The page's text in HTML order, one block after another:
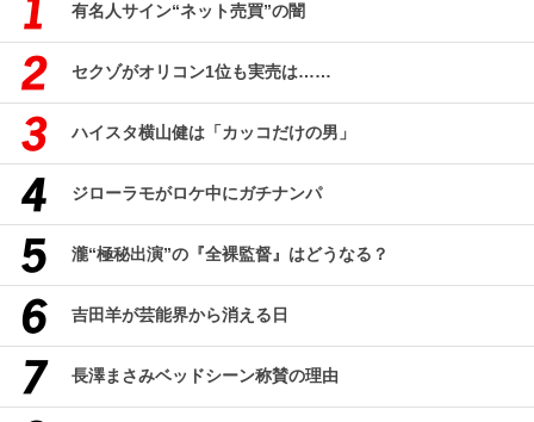
有名人サイン“ネット売買”の闇
セクゾがオリコン1位も実売は……
ハイスタ横山健は「カッコだけの男」
ジローラモがロケ中にガチナンパ
瀧“極秘出演”の『全裸監督』はどうなる？
吉田羊が芸能界から消える日
長澤まさみベッドシーン称賛の理由